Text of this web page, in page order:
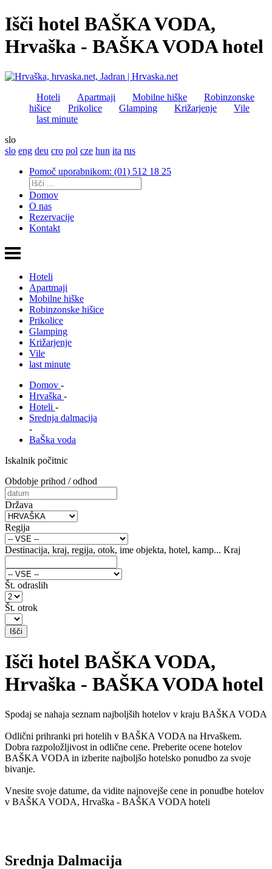
Išči hotel BAŠKA VODA,
Hrvaška - BAŠKA VODA hotel
Hoteli Apartmaji Mobilne hiške
Robinzonske
hišice
Prikolice Glamping Križarjenje
Vile
last minute
slo
slo eng deu cro pol cze hun ita rus
Pomoč uporabnikom: (01) 512 18 25
Domov
O nas
Rezervacije
Kontakt
Hoteli
Apartmaji
Mobilne hiške
Robinzonske hišice
Prikolice
Glamping
Križarjenje
Vile
last minute
Domov -
Hrvaška -
Hoteli -
Srednja dalmacija
-
BaŠka voda
Iskalnik počitnic
Obdobje prihod / odhod
Država
Regija
Destinacija, kraj, regija, otok, ime objekta, hotel, kamp... Kraj
Št. odraslih
Št. otrok
Išči hotel BAŠKA VODA,
Hrvaška - BAŠKA VODA hotel
Spodaj se nahaja seznam najboljših hotelov v kraju BAŠKA VODA
Odlični prihranki pri hotelih v BAŠKA VODA na Hrvaškem.
Dobra razpoložljivost in odlične cene. Preberite ocene hotelov
BAŠKA VODA in izberite najboljšo hotelsko ponudbo za svoje
bivanje.
Vnesite svoje datume, da vidite najnovejše cene in ponudbe hotelov
v BAŠKA VODA, Hrvaška - BAŠKA VODA hoteli
Srednja Dalmacija